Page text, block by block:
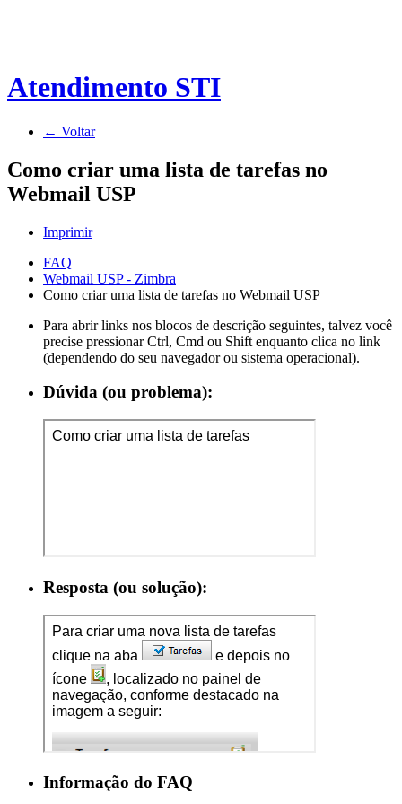
Atendimento STI
← Voltar
Como criar uma lista de tarefas no
Webmail USP
Imprimir
FAQ
Webmail USP - Zimbra
Como criar uma lista de tarefas no Webmail USP
Para abrir links nos blocos de descrição seguintes, talvez você
precise pressionar Ctrl, Cmd ou Shift enquanto clica no link
(dependendo do seu navegador ou sistema operacional).
Dúvida (ou problema):
Resposta (ou solução):
Informação do FAQ